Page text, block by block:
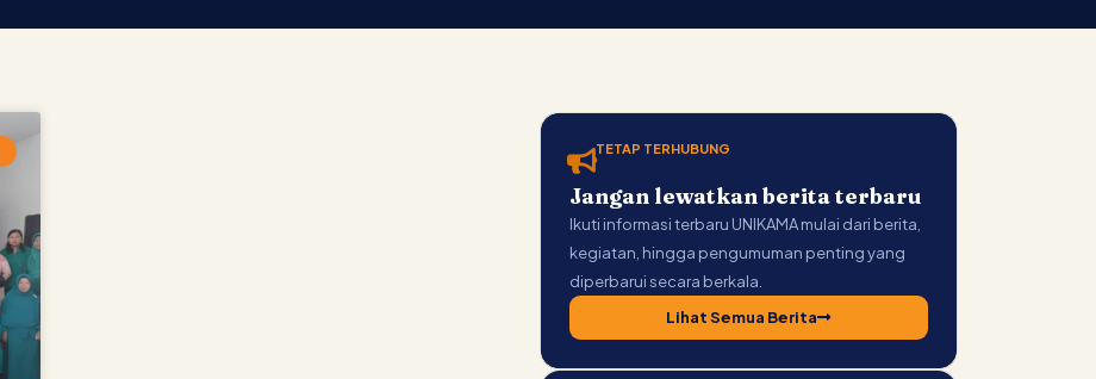
TETAP TERHUBUNG
Jangan lewatkan berita terbaru
Ikuti informasi terbaru UNIKAMA mulai dari berita,
kegiatan, hingga pengumuman penting yang
diperbarui secara berkala.
Lihat Semua Berita